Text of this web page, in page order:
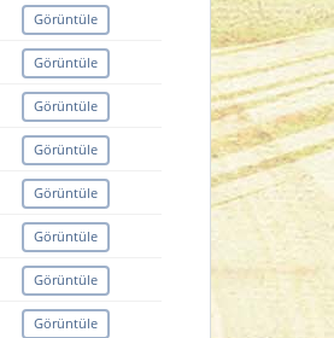
Görüntüle
Görüntüle
Görüntüle
Görüntüle
Görüntüle
Görüntüle
Görüntüle
Görüntüle